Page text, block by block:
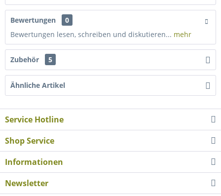
Bewertungen
0
Bewertungen lesen, schreiben und diskutieren... mehr
Zubehör 5
Ähnliche Artikel
Service Hotline
Shop Service
Informationen
Newsletter